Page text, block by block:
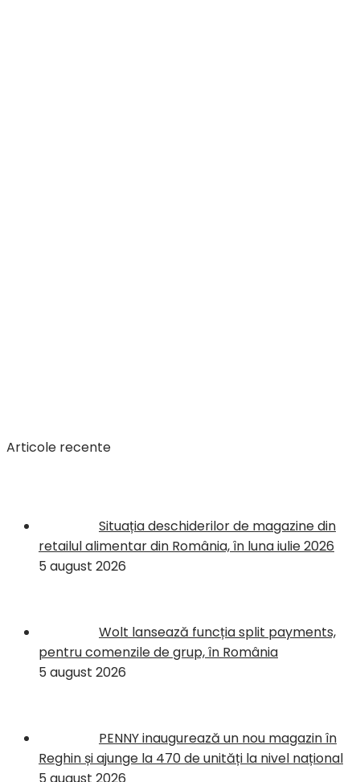
Articole recente
Situația deschiderilor de magazine din
retailul alimentar din România, în luna iulie 2026
5 august 2026
Wolt lansează funcția split payments,
pentru comenzile de grup, în România
5 august 2026
PENNY inaugurează un nou magazin în
Reghin și ajunge la 470 de unități la nivel național
5 august 2026